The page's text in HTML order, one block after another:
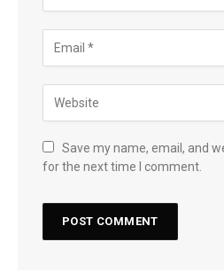
Save my name, email, and
for the next time I comment.